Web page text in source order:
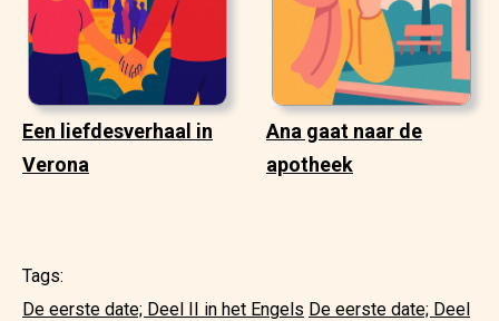
Een liefdesverhaal in
Verona
Ana gaat naar de
apotheek
Tags:
De eerste date; Deel II in het Engels De eerste date; Deel